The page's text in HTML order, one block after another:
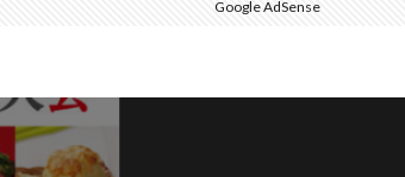
Google AdSense